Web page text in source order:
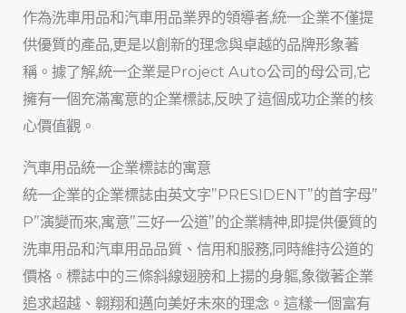
作為洗車用品和汽車用品業界的領導者,統一企業不僅提
供優質的產品,更是以創新的理念與卓越的品牌形象著
稱。據了解,統一企業是Project Auto公司的母公司,它
擁有一個充滿寓意的企業標誌,反映了這個成功企業的核
心價值觀。
汽車用品統一企業標誌的寓意
統一企業的企業標誌由英文字”PRESIDENT”的首字母”
P”演變而來,寓意”三好一公道”的企業精神,即提供優質的
洗車用品和汽車用品品質、信用和服務,同時維持公道的
價格。標誌中的三條斜線翅膀和上揚的身軀,象徵著企業
追求超越、翱翔和邁向美好未來的理念。這樣一個富有